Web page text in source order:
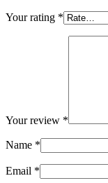
Your rating *
Your review *
Name *
Email *